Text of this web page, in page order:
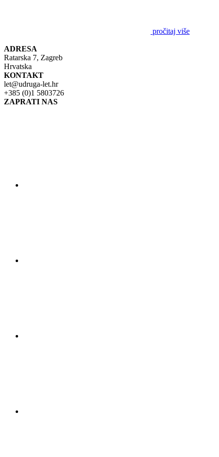
pročitaj više
ADRESA
Ratarska 7, Zagreb
Hrvatska
KONTAKT
let@udruga-let.hr
+385 (0)1 5803726
ZAPRATI NAS